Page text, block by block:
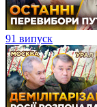
91 випуск